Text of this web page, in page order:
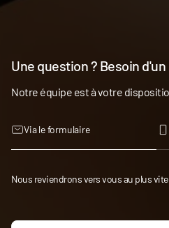
Une question ? Besoin
Notre équipe est à votre
Via le formulaire
Nous reviendrons vers vous au plus vite